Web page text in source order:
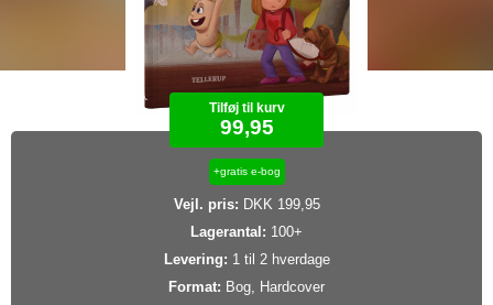
Tilføj til kurv
99,95
+gratis e-bog
Vejl. pris: DKK 199,95
Lagerantal: 100+
Levering: 1 til 2 hverdage
Format: Bog, Hardcover